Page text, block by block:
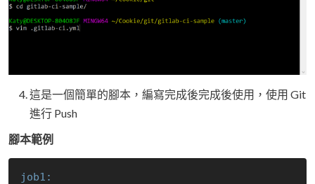
這是一個簡單的腳本，編寫完成後完成後使用，使用 Git
進行 Push
腳本範例
job1: